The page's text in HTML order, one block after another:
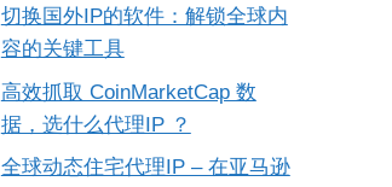
切换国外IP的软件：解锁全球内
容的关键工具
高效抓取 CoinMarketCap 数
据，选什么代理IP ？
全球动态住宅代理IP – 在亚马逊